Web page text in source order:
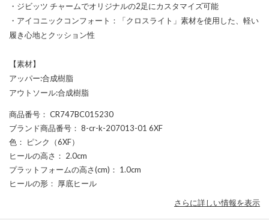
・ジビッツ チャームでオリジナルの2足にカスタマイズ可能
・アイコニックコンフォート：「クロスライト」素材を使用した、軽い
履き心地とクッション性
【素材】
アッパー:合成樹脂
アウトソール:合成樹脂
商品番号 ： CR747BC015230
ブランド商品番号 ： 8-cr-k-207013-01 6XF
色 ： ピンク（6XF）
ヒールの高さ ： 2.0cm
プラットフォームの高さ(cm) ： 1.0cm
ヒールの形 ： 厚底ヒール
さらに詳しい情報を表示